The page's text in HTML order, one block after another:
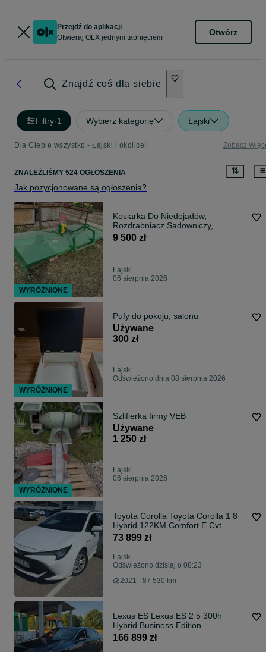
Przejdź do aplikacji
Otwieraj OLX jednym tapnięciem
Otwórz
Znajdź coś dla siebie
Filtry·1 Wybierz kategorię Łajski
Dla Ciebie wszystko - Łajski i okolice! Zobacz
ZNALEŹLIŚMY 524 OGŁOSZENIA
Jak pozycjonowane są ogłoszenia?
Kosiarka Do Niedojadów,
Rozdrabniacz Sadowniczy,
Bijakowa - SOVEMA
9 500 zł
Łajski
06 sierpnia 2026
Pufy do pokoju, salonu
Używane
300 zł
Łajski
Odświeżono dnia 08 sierpnia 2026
Szlifierka firmy VEB
Używane
1 250 zł
Łajski
06 sierpnia 2026
Toyota Corolla Toyota Corolla 1 8
Hybrid 122KM Comfort E Cvt
73 899 zł
Łajski
Odświeżono dzisiaj o 08:23
2021 - 87 530 km
Lexus ES Lexus ES 2 5 300h
Hybrid Business Edition
166 899 zł
WYRÓŻNIONE
WYRÓŻNIONE
WYRÓŻNIONE